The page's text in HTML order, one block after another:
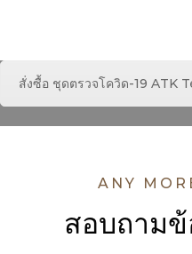
สั่งซื้อ ชุดตรวจโควิด-19 ATK
ANY
สอบถามข้